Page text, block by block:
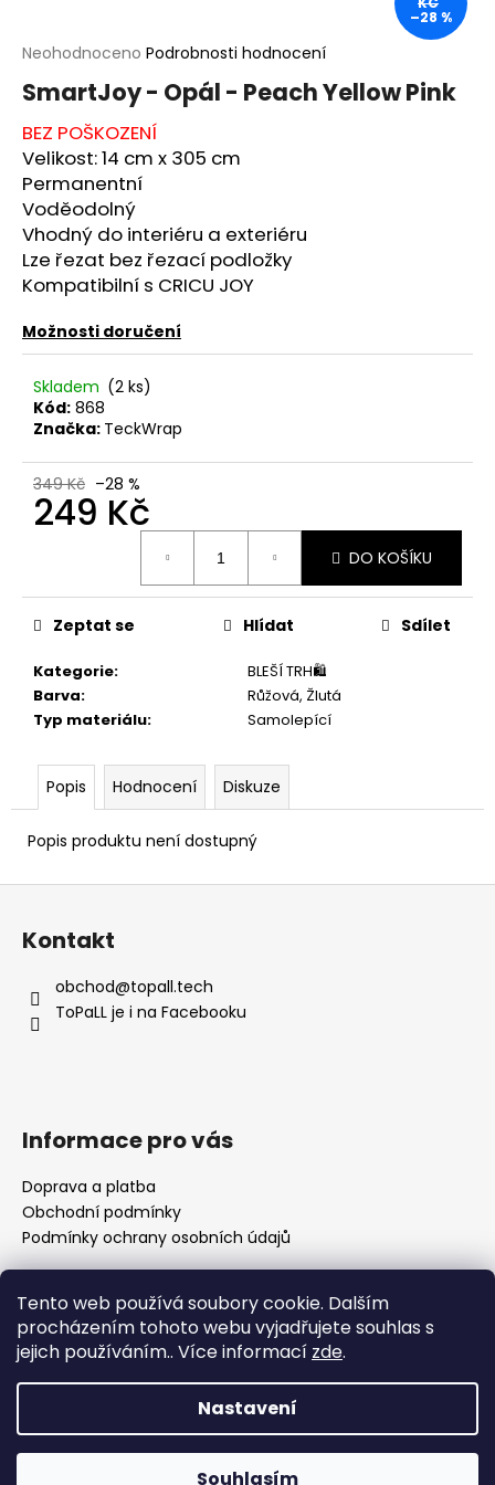
Tento web používá soubory cookie. Dalším
procházením tohoto webu vyjadřujete souhlas s
jejich používáním.. Více informací zde.
Nastavení
Souhlasím
rozrostla o nového člena a já se pomalu vracím k
vyřizování objednávek. Prosím vás proto o trochu
trpělivosti, než se zotavíme a zaběhneme do nového
režimu. Jako malé poděkování můžete využít 10% slevu na
celý nákup s kódem JANEK26. 💛 Moc si vážím každé
Průměrné
produktu
0,0
z
5
hvězdiček.
Neohodnoceno Podrobnosti hodnocení
SmartJoy - Opál - Peach Yellow Pink
BEZ POŠKOZENÍ
Velikost: 14 cm x 305 cm
Permanentní
Voděodolný
Vhodný do interiéru a exteriéru
Lze řezat bez řezací podložky
Kompatibilní s CRICU JOY
Možnosti doručení
Skladem (2 ks)
Kód: 868
Značka: TeckWrap
349 Kč –28 %
249 Kč
DO KOŠÍKU
Kategorie:
BLEŠÍ TRH🛍️
Barva:
Růžová, Žlutá
Typ materiálu: Samolepící
Zeptat se Hlídat Sdílet
–28 %
Popis Hodnocení Diskuze
Popis produktu není dostupný
j
í
?
HLEDAT
D
o
p
o
u
č
u
m
e
Kontakt
obchod@topall.tech
ToPaLL je i na Facebooku
Informace pro vás
Doprava a platba
Obchodní podmínky
Podmínky ochrany osobních údajů
Přijímáme online platby
Vytvořil Shoptet
ToPaLL . Všechna práva vyhrazena.